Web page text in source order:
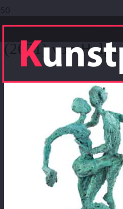
Bronzeskulptur
(2021) von Helge